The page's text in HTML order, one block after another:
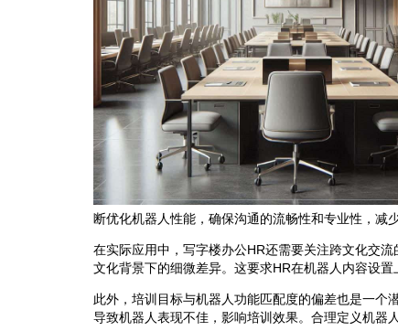
断优化机器人性能，确保沟通的流畅性和专业性，减
在实际应用中，写字楼办公HR还需要关注跨文化交
文化背景下的细微差异。这要求HR在机器人内容设
此外，培训目标与机器人功能匹配度的偏差也是一个
导致机器人表现不佳，影响培训效果。合理定义机器